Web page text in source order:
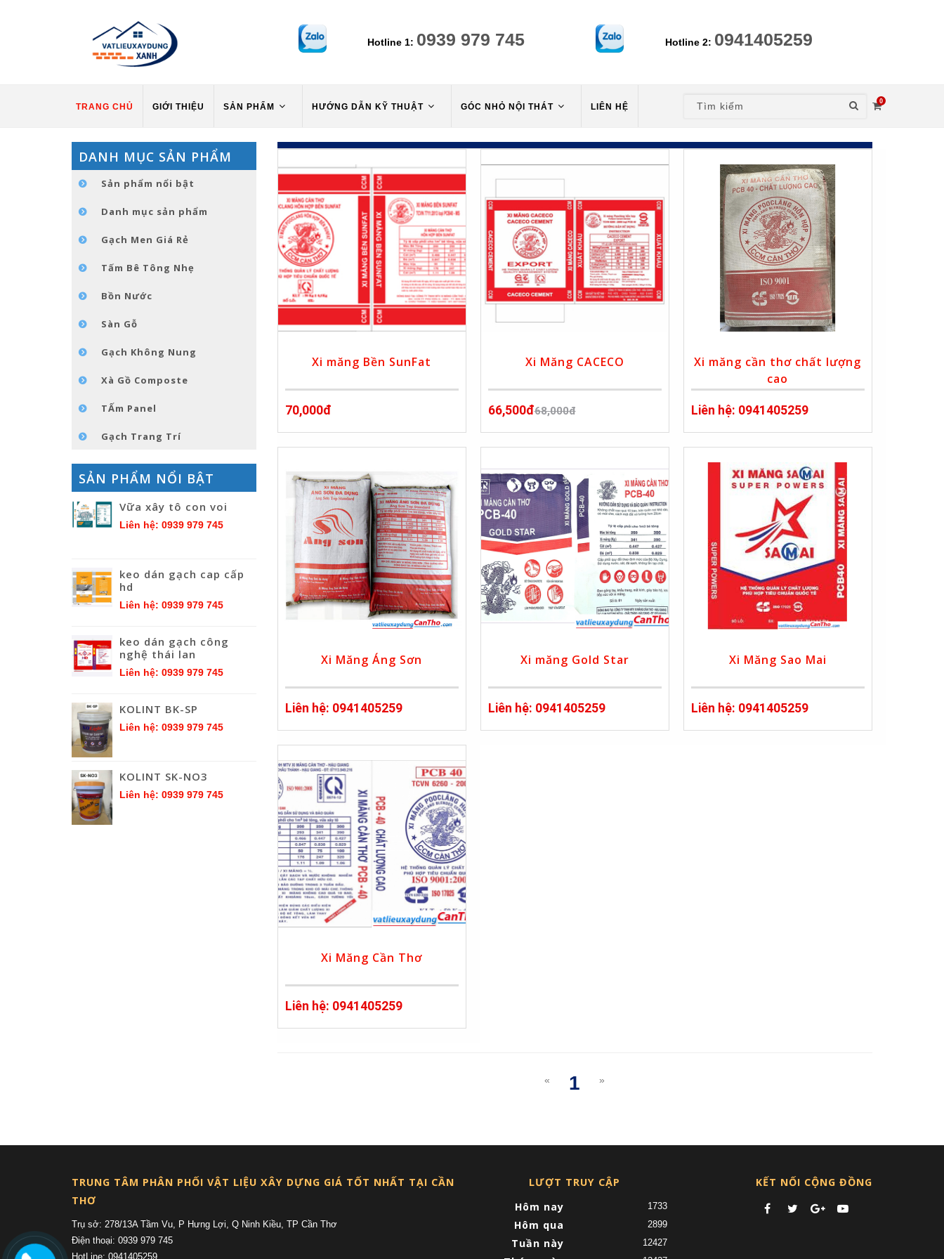
Hotline 1: 0939 979 745 Hotline 2: 0941405259
TRANG CHỦ GIỚI THIỆU SẢN PHẨM HƯỚNG DẪN KỸ THUẬT GÓC NHỎ NỘI THÁT LIÊN HỆ
0
DANH MỤC SẢN PHẨM
Sản phẩm nổi bật
Danh mục sản phẩm
Gạch Men Giá Rẻ
Tấm Bê Tông Nhẹ
Bồn Nước
Sàn Gỗ
Gạch Không Nung
Xà Gồ Composte
TẤm Panel
Gạch Trang Trí
SẢN PHẨM NỔI BẬT
Vữa xây tô con voi
Liên hệ: 0939 979 745
keo dán gạch cap cấp
hd
Liên hệ: 0939 979 745
keo dán gạch công
nghệ thái lan
Liên hệ: 0939 979 745
KOLINT BK-SP
Liên hệ: 0939 979 745
KOLINT SK-NO3
Liên hệ: 0939 979 745
Xi măng Bền SunFat
70,000đ
Xi Măng CACECO
66,500đ68,000đ
Xi măng cần thơ chất lượng
cao
Liên hệ: 0941405259
Xi Măng Áng Sơn
Liên hệ: 0941405259
Xi măng Gold Star
Liên hệ: 0941405259
Xi Măng Sao Mai
Liên hệ: 0941405259
Xi Măng Cần Thơ
Liên hệ: 0941405259
«
1
»
TRUNG TÂM PHÂN PHỐI VẬT LIỆU XÂY DỰNG GIÁ TỐT NHẤT TẠI CẦN
THƠ
Trụ sở: 278/13A Tầm Vu, P Hưng Lợi, Q Ninh Kiều, TP Cần Thơ
Điện thoại: 0939 979 745
HotLine: 0941405259
LƯỢT TRUY CẬP
Hôm nay
1733
Hôm qua 2899
Tuần này 12427
KẾT NỐI CỘNG ĐỒNG